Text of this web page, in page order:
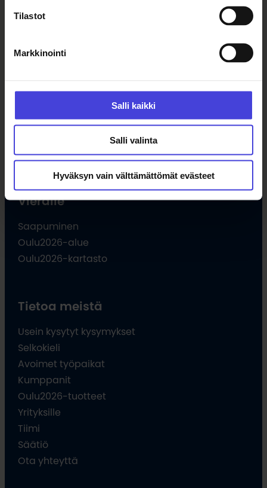
Tilastot
Markkinointi
Salli kaikki
Salli valinta
Hyväksyn vain välttämättömät evästeet
Tilaa uutiskirje
Tule vapaaehtoiseksi
Opettajille
Vieraile
Saapuminen
Oulu2026-alue
Oulu2026-kartasto
Tietoa meistä
Usein kysytyt kysymykset
Selkokieli
Avoimet työpaikat
Kumppanit
Oulu2026-tuotteet
Yrityksille
Tiimi
Säätiö
Ota yhteyttä